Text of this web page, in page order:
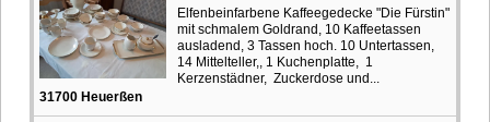
Elfenbeinfarbene Kaffeegedecke "Die Fürstin"
mit schmalem Goldrand, 10 Kaffeetassen
ausladend, 3 Tassen hoch. 10 Untertassen,
14 Mittelteller,, 1 Kuchenplatte, 1
Kerzenstädner, Zuckerdose und...
31700 Heuerßen